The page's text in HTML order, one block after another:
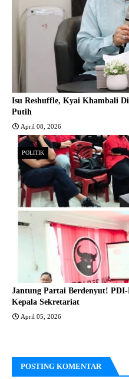
Isu Reshuffle, Kyai Khambali
Putih
April 08, 2026
POLITIK
Jantung Partai Berdenyut!
Kepala Sekretariat
April 05, 2026
POSTING KOMENTAR